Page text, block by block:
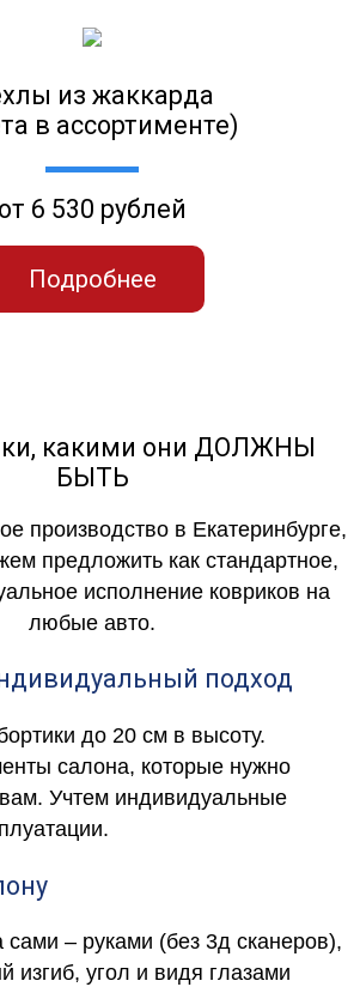
из жаккарда
в ассортименте)
от 6 530 рублей
Подробнее
какими они ДОЛЖНЫ
БЫТЬ
производство в Екатеринбурге,
предложить как стандартное,
исполнение ковриков на
любые авто.
подход
до 20 см в высоту.
салона, которые нужно
Учтем индивидуальные
– руками (без 3д сканеров),
изгиб, угол и видя глазами